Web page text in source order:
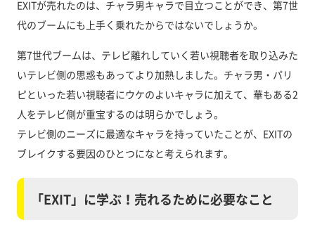
EXITが売れたのは、チャラ男キャラで目立つことができ、第7世
代のブームにも上手く乗れたからではないでしょうか。
第7世代ブームは、テレビ離れしていく若い視聴者を取り込みた
いテレビ側の思惑もあってより加熱しました。チャラ男・パリ
ピといった若い視聴者にウケのよいキャラに加えて、華もある2
人をテレビ側が重宝するのは明らかでしょう。
テレビ側のニーズに最適なキャラを持っていたことが、EXITの
ブレイクする要因のひとつになと考えられます。
「EXIT」に学ぶ！売れるために必要なこと